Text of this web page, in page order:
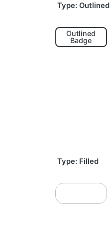
Type: Outlined
Outlined
Badge
Type: Filled